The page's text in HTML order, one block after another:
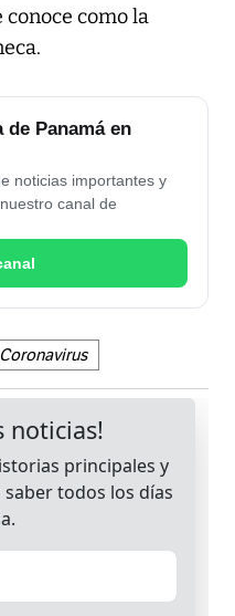
conoce como la
Panamá en
noticias importantes y
canal de
Coronavirus